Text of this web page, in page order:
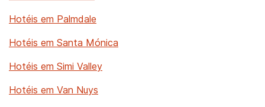
Hotéis em Palmdale
Hotéis em Santa Mónica
Hotéis em Simi Valley
Hotéis em Van Nuys